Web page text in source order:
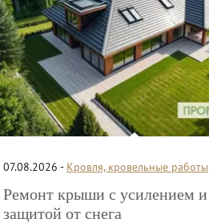
07.08.2026 - Кровля, кровельные работы
Ремонт крыши с усилением и
защитой от снега